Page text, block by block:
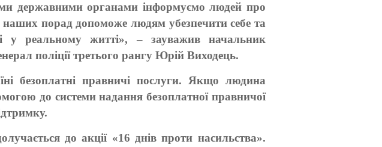
державними органами інформуємо людей про
порад допоможе людям убезпечити себе та
у реальному житті», – зауважив начальник
поліції третього рангу Юрій Виходець.
безоплатні правничі послуги. Якщо людина
до системи надання безоплатної правничої
до акції «16 днів проти насильства».